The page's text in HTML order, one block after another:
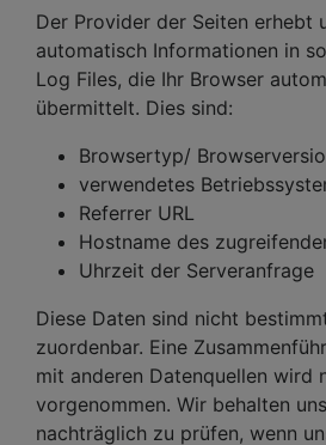
Der Provider der Seiten erhebt
automatisch Informationen in
Log Files, die Ihr Browser
übermittelt. Dies sind:
Browsertyp/
verwendetes
Referrer URL
Hostname des
Uhrzeit der Serveranfrage
Diese Daten sind nicht
zuordenbar. Eine
mit anderen Datenquellen wird
vorgenommen. Wir behalten
nachträglich zu prüfen, wenn